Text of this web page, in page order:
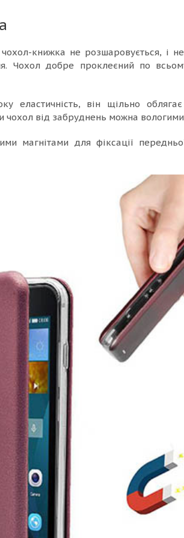
книжка не розшаровується, і
Чохол добре проклеєний по
еластичність, він щільно
чохол від забруднень можна
магнітами для фіксації